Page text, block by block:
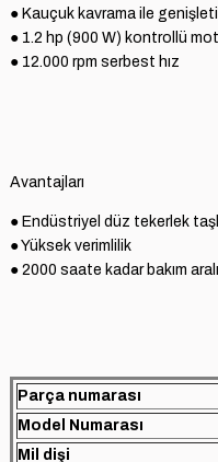
● Kauçuk kavrama ile
● 1.2 hp (900 W) kontrollü
● 12.000 rpm serbest hız
Avantajları
● Yüksek verimlilik
● 2000 saate kadar bakım
Parça numarası
Model Numarası
Mil dişi